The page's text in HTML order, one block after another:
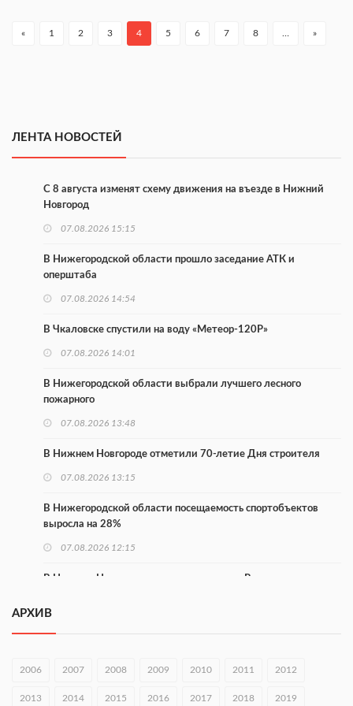
« 1 2 3 4 5 6 7 8 … »
ЛЕНТА НОВОСТЕЙ
С 8 августа изменят схему движения на въезде в Нижний
Новгород
07.08.2026 15:15
В Нижегородской области прошло заседание АТК и
оперштаба
07.08.2026 14:54
В Чкаловске спустили на воду «Метеор-120Р»
07.08.2026 14:01
В Нижегородской области выбрали лучшего лесного
пожарного
07.08.2026 13:48
В Нижнем Новгороде отметили 70-летие Дня строителя
07.08.2026 13:15
В Нижегородской области посещаемость спортобъектов
выросла на 28%
07.08.2026 12:15
В Нижнем Новгороде прошло совещание Росгвардии
В Нижегородской области созданы четыре ММЦ
ожидаются в Нижнем Новгороде до 16 августа в связи с
АРХИВ
2006 2007 2008 2009 2010 2011 2012
2013 2014 2015 2016 2017 2018 2019